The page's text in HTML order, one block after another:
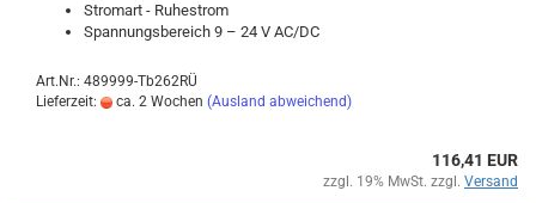
Strom­art - Ru­he­strom
Span­nungs­be­reich 9 – 24 V AC/DC
Art.Nr.: 489999-Tb262RÜ
Lieferzeit:
ca. 2 Wochen (Ausland abweichend)
116,41 EUR
zzgl. 19% MwSt. zzgl. Versand